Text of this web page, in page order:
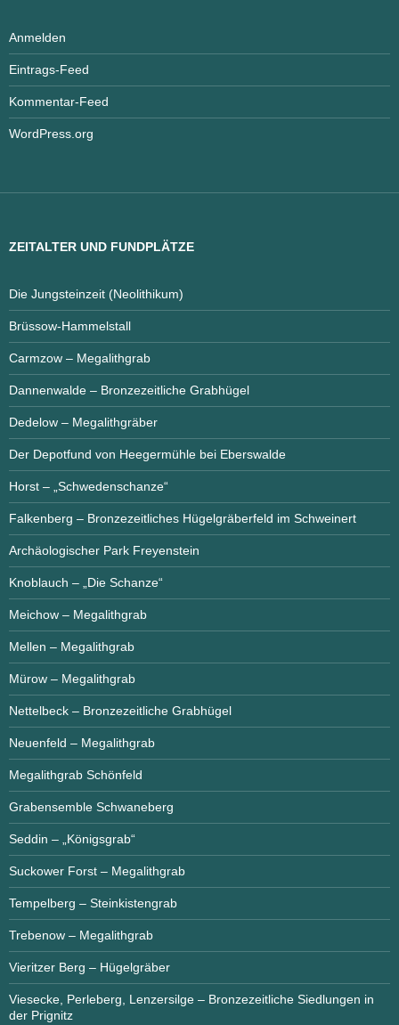
Anmelden
Eintrags-Feed
Kommentar-Feed
WordPress.org
ZEITALTER UND FUNDPLÄTZE
Die Jungsteinzeit (Neolithikum)
Brüssow-Hammelstall
Carmzow – Megalithgrab
Dannenwalde – Bronzezeitliche Grabhügel
Dedelow – Megalithgräber
Der Depotfund von Heegermühle bei Eberswalde
Horst – „Schwedenschanze“
Falkenberg – Bronzezeitliches Hügelgräberfeld im Schweinert
Archäologischer Park Freyenstein
Knoblauch – „Die Schanze“
Meichow – Megalithgrab
Mellen – Megalithgrab
Mürow – Megalithgrab
Nettelbeck – Bronzezeitliche Grabhügel
Neuenfeld – Megalithgrab
Megalithgrab Schönfeld
Grabensemble Schwaneberg
Seddin – „Königsgrab“
Suckower Forst – Megalithgrab
Tempelberg – Steinkistengrab
Trebenow – Megalithgrab
Vieritzer Berg – Hügelgräber
Viesecke, Perleberg, Lenzersilge – Bronzezeitliche Siedlungen in
der Prignitz